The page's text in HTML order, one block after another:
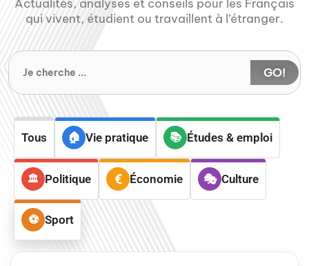
Actualités, analyses et conseils pour les Français
qui vivent, étudient ou travaillent à l’étranger.
GO!
Tous Vie pratique Études & emploi
Politique Économie Culture
Sport